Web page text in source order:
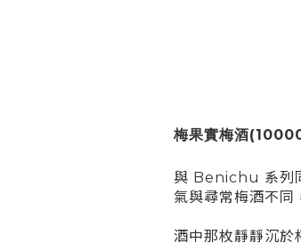
梅果實梅酒
與 Benichu 系列
氣與尋常梅酒不同
酒中那枚靜靜沉於